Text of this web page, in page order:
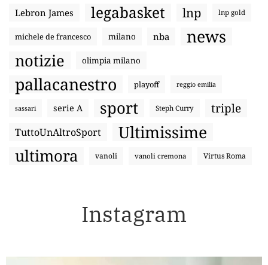
Lebron James legabasket lnp lnp gold
michele de francesco milano nba news
notizie olimpia milano
pallacanestro playoff reggio emilia
sassari serie A sport Steph Curry triple
TuttoUnAltroSport Ultimissime
ultimora vanoli vanoli cremona Virtus Roma
Instagram